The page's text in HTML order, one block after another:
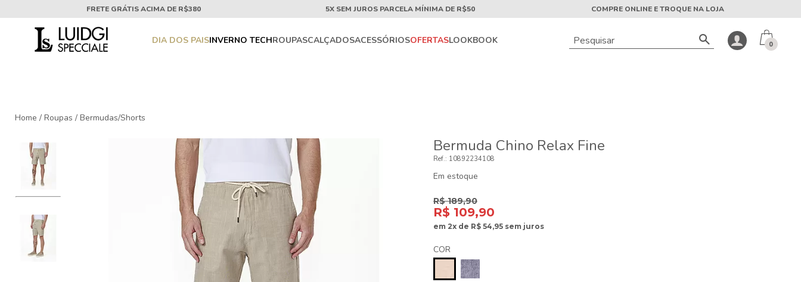
FRETE GRÁTIS ACIMA DE R$380 5X SEM JUROS PARCELA MÍNIMA DE R$50 COMPRE ONLINE E TROQUE NA LOJA
DIA DOS PAISINVERNO TECHROUPASCALÇADOSACESSÓRIOSOFERTASLOOKBOOK 0
Home / Roupas / Bermudas/Shorts
Bermuda Chino Relax Fine
10892234108
Em estoque
R$ 189,90
R$ 109,90
em 2x de R$ 54,95 sem juros
COR